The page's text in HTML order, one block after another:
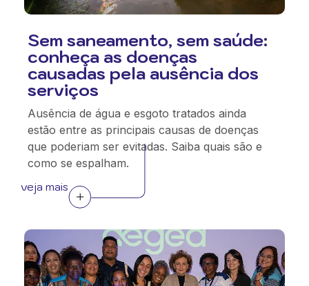
Sem saneamento, sem saúde:
conheça as doenças
causadas pela ausência dos
serviços
Ausência de água e esgoto tratados ainda
estão entre as principais causas de doenças
que poderiam ser evitadas. Saiba quais são e
como se espalham.
veja mais